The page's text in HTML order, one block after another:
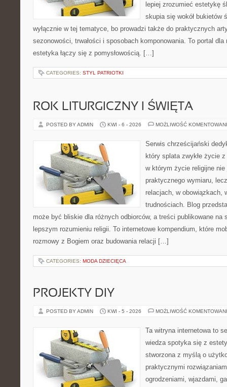
lepiej zrozumieć estetykę
skupia się wokół bukietów
wyłącznie w tej tematyce, bo prowadzi także do praktycznych
sezonowości, trwałości i sposobach komponowania. To portal
estetyka łączy się z pomysłowością. […]
CATEGORIES: STYL PATRIOTKI
ROK LITURGICZNY I ŚWIĘTA
POSTED BY ADMIN KWI - 6 - 2026 MOŻLIWOŚĆ
Serwis chrześcijański
który splata zwykłe życie
w którym życie religijne nie
praktycznego wymiaru,
relacjach, w obowiązkach,
trudnościach. Blog
może być bliskie dla różnych odbiorców, a treści publikowane na
lepszym rozumieniu religii. To internetowe kompendium, które
rozmowy z Bogiem oraz budowania relacji […]
CATEGORIES: MODA DZIECIĘCA
PROJEKTY DIY
POSTED BY ADMIN KWI - 5 - 2026 MOŻLIWOŚĆ
Ta witryna internetowa to
wiedza spotyka się z
stworzona z myślą o
praktycznymi
ogrodzeniami, wjazdami,